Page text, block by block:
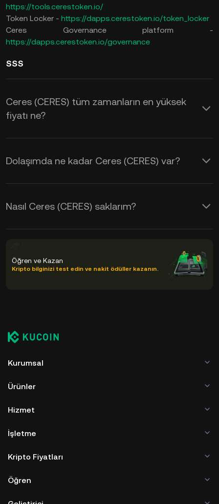
https://tools.cerestoken.io/
Token Locker - https://dapps.cerestoken.io/token_locker
Ceres Governance platform -
https://dapps.cerestoken.io/governance
SSS
Ceres (CERES) tüm zamanların en yüksek
fiyatı ne?
Dolaşımda ne kadar Ceres (CERES) var?
Nasıl Ceres (CERES) saklarım?
Öğren ve Kazan
Kripto bilginizi test edin ve nakit ödüller kazanın.
Kurumsal
Ürünler
Hizmet
İşletme
Kripto Fiyatları
Öğren